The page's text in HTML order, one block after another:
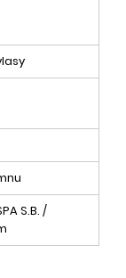
S.B. /